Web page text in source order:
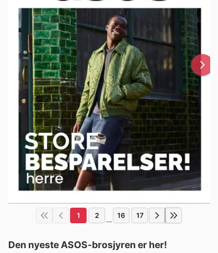
1 2 ... 16 17
Den nyeste ASOS-brosjyren er her!